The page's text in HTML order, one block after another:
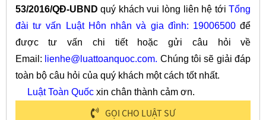
53/2016/QĐ-UBNDquý khách vui lòng liên hệ tớiTổng
đài tư vấn Luật Hôn nhân và gia đình: 19006500để
được tư vấn chi tiết hoặc gửi câu hỏi về
Email: lienhe@luattoanquoc.com. Chúng tôi sẽ giải đáp
toàn bộ câu hỏi của quý khách một cách tốt nhất.
Luật Toàn Quốc xin chân thành cảm ơn.
GỌI CHO LUẬT SƯ